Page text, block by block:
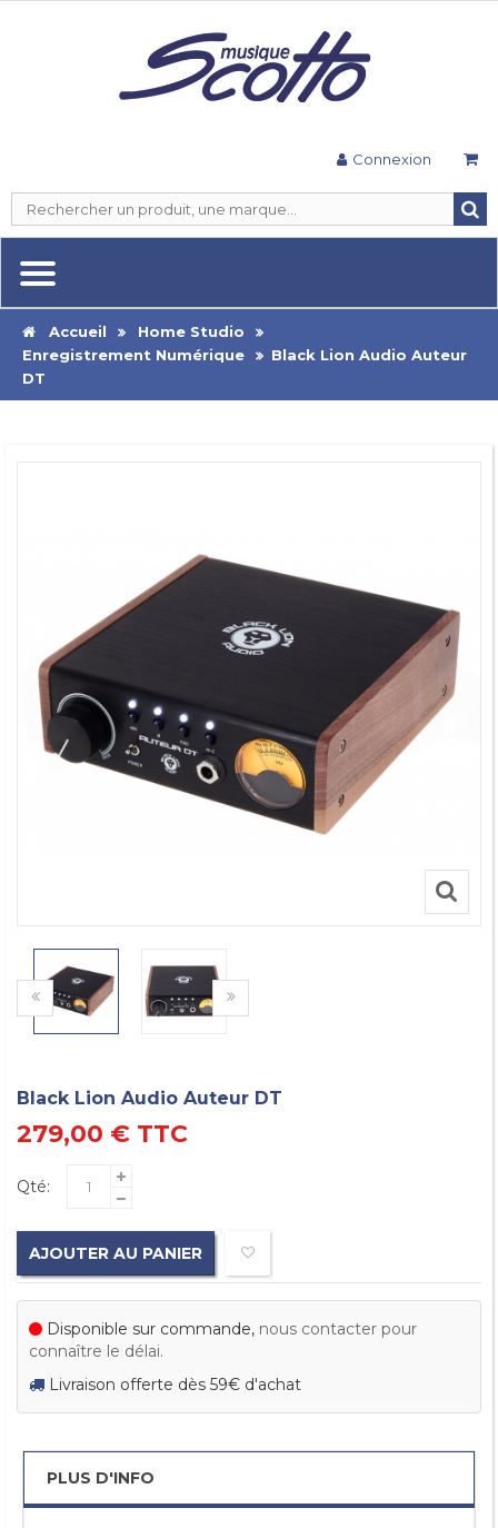
Connexion
Accueil
Home Studio
Enregistrement Numérique
Black Lion Audio Auteur
DT
Black Lion Audio Auteur DT
279,00 € TTC
Qté:
AJOUTER AU PANIER
Disponible sur commande, nous contacter pour
connaître le délai.
Livraison offerte dès 59€ d'achat
PLUS D'INFO